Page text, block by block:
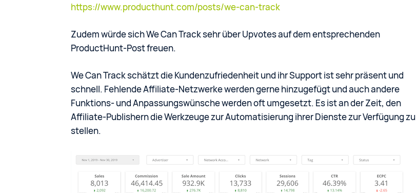
https://www.producthunt.com/posts/we-can-track
Zudem würde sich We Can Track sehr über Upvotes auf dem entsprechenden
ProductHunt-Post freuen.
We Can Track schätzt die Kundenzufriedenheit und ihr Support ist sehr präsent und
schnell. Fehlende Affiliate-Netzwerke werden gerne hinzugefügt und auch andere
Funktions- und Anpassungswünsche werden oft umgesetzt. Es ist an der Zeit, den
Affiliate-Publishern die Werkzeuge zur Automatisierung ihrer Dienste zur Verfügung zu
stellen.